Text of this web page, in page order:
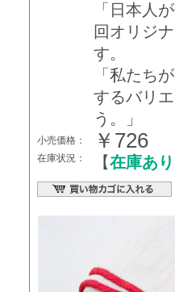
「日本人
回オリジ
す。
「私たち
するバリ
う。」
小売価格： ￥726
在庫状況： 【在庫あり